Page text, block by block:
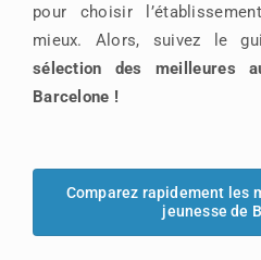
pour choisir
mieux. Alors, suivez le
sélection des meilleures
Barcelone !
Comparez rapidement les
jeunesse de